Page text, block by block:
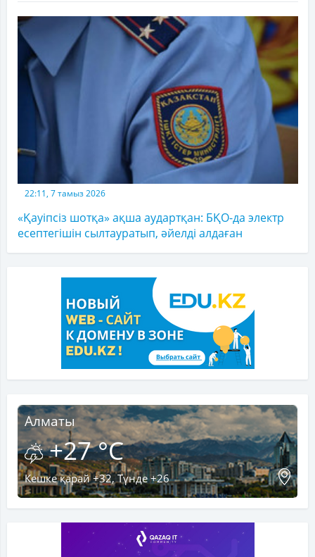
22:11, 7 тамыз 2026
«Қауіпсіз шотқа» ақша аудартқан: БҚО-да электр
есептегішін сылтауратып, әйелді алдаған
Алматы
+27 °C
Кешке қарай +32, Түнде +26